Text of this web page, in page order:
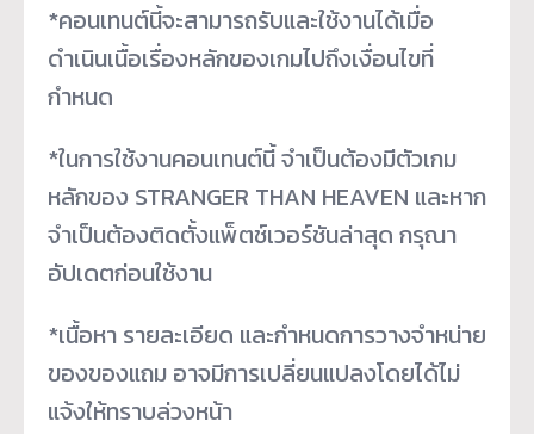
*คอนเทนต์นี้จะสามารถรับและใช้งานได้เมื่อ
ดำเนินเนื้อเรื่องหลักของเกมไปถึงเงื่อนไขที่
กำหนด
*ในการใช้งานคอนเทนต์นี้ จำเป็นต้องมีตัวเกม
หลักของ STRANGER THAN HEAVEN และหาก
จำเป็นต้องติดตั้งแพ็ตช์เวอร์ชันล่าสุด กรุณา
อัปเดตก่อนใช้งาน
*เนื้อหา รายละเอียด และกำหนดการวางจำหน่าย
ของของแถม อาจมีการเปลี่ยนแปลงโดยได้ไม่
แจ้งให้ทราบล่วงหน้า